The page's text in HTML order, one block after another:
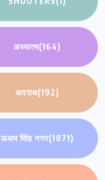
अध्यात्म(164)
अपराध(192)
ऊधम सिंह नगर(1871)